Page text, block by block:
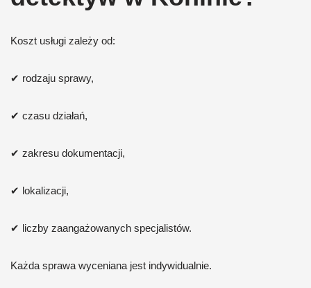
Koszt usługi zależy od:
✔ rodzaju sprawy,
✔ czasu działań,
✔ zakresu dokumentacji,
✔ lokalizacji,
✔ liczby zaangażowanych specjalistów.
Każda sprawa wyceniana jest indywidualnie.